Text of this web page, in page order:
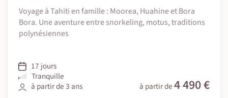
Voyage à Tahiti en famille : Moorea, Huahine et Bora
Bora. Une aventure entre snorkeling, motus, traditions
polynésiennes
17 jours
Tranquille
à partir de 3 ans
à partir de4 490 €